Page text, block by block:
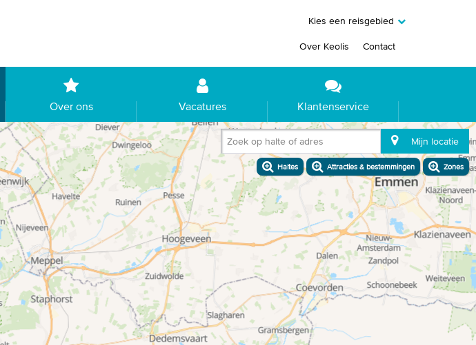
Kies een reisgebied
Over Keolis Contact
Over ons Vacatures Klantenservice
Zoek op halte of adres Mijn locatie
Haltes Attracties & bestemmingen Zones